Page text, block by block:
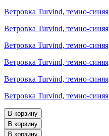
Ветровка Turvind, темно-
Ветровка Turvind, темно-
Ветровка Turvind, темно-
Ветровка Turvind, темно-
Ветровка Turvind, темно-
Ветровка Turvind, темно-синяя